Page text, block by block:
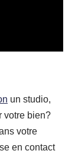
un studio,
votre bien?
votre
en contact